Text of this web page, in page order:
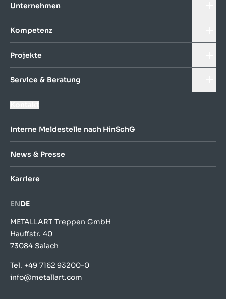
Unternehmen
Kompetenz
Projekte
Service & Beratung
Interne Meldestelle nach HinSchG
News & Presse
Karriere
ENDE
METALLART Treppen GmbH
Hauffstr. 40
73084 Salach
Tel. +49 7162 93200-0
info@metallart.com